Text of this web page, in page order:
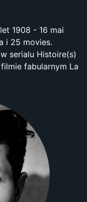
1908 - 16 mai
i 25 movies.
serialu Histoire(s)
fabularnym La